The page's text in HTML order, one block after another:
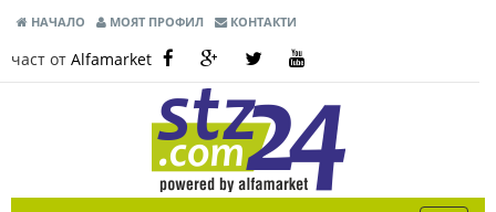
НАЧАЛО МОЯТ ПРОФИЛ КОНТАКТИ
част от Alfamarket